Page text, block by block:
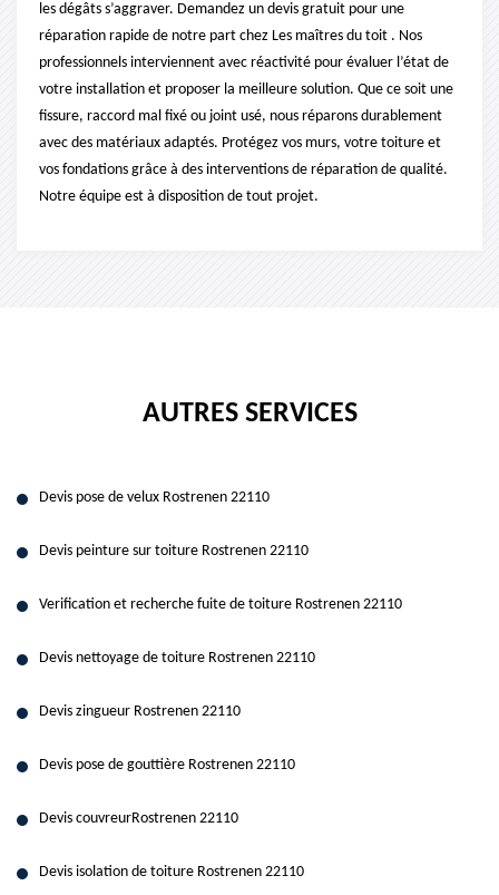
les dégâts s’aggraver. Demandez un devis gratuit pour une
réparation rapide de notre part chez Les maîtres du toit . Nos
professionnels interviennent avec réactivité pour évaluer l’état de
votre installation et proposer la meilleure solution. Que ce soit une
fissure, raccord mal fixé ou joint usé, nous réparons durablement
avec des matériaux adaptés. Protégez vos murs, votre toiture et
vos fondations grâce à des interventions de réparation de qualité.
Notre équipe est à disposition de tout projet.
AUTRES SERVICES
Devis pose de velux Rostrenen 22110
Devis peinture sur toiture Rostrenen 22110
Verification et recherche fuite de toiture Rostrenen 22110
Devis nettoyage de toiture Rostrenen 22110
Devis zingueur Rostrenen 22110
Devis pose de gouttière Rostrenen 22110
Devis couvreurRostrenen 22110
Devis isolation de toiture Rostrenen 22110